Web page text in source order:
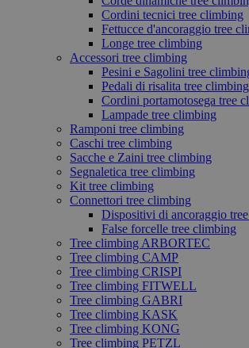
Cordini tecnici tree climbing
Fettucce d'ancoraggio tree
Longe tree climbing
Accessori tree climbing
Pesini e Sagolini tree
Pedali di risalita tree climbing
Cordini portamotosega tree
Lampade tree climbing
Ramponi tree climbing
Caschi tree climbing
Sacche e Zaini tree climbing
Segnaletica tree climbing
Kit tree climbing
Connettori tree climbing
Dispositivi di ancoraggio
False forcelle tree climbing
Tree climbing ARBORTEC
Tree climbing CAMP
Tree climbing CRISPI
Tree climbing FITWELL
Tree climbing GABRI
Tree climbing KASK
Tree climbing KONG
Tree climbing PETZL